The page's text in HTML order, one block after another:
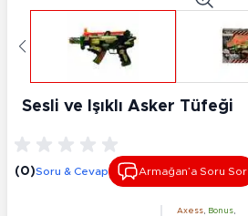
Sesli ve Işıklı Asker Tüfeği
(0)Soru & Cevap Armağan’a Soru Sor
Axess Bonus